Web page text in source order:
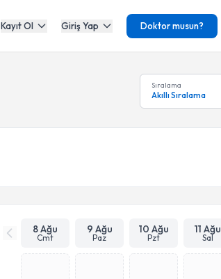
Kayıt Ol Giriş Yap Doktor musun?
Sıralama
Akıllı Sıralama
8 Ağu
Cmt
9 Ağu
Paz
10 Ağu
Pzt
11 Ağu
Sal